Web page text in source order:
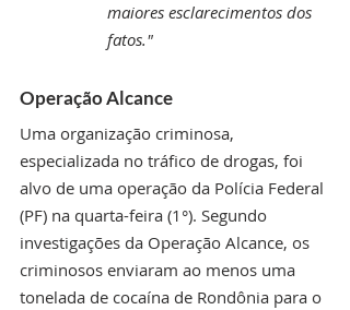
maiores esclarecimentos dos
fatos."
Operação Alcance
Uma organização criminosa,
especializada no tráfico de drogas, foi
alvo de uma operação da Polícia Federal
(PF) na quarta-feira (1°). Segundo
investigações da Operação Alcance, os
criminosos enviaram ao menos uma
tonelada de cocaína de Rondônia para o